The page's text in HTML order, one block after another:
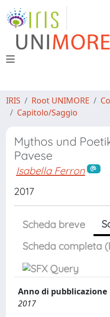
IRIS Root UNIMORE
Capitolo/Saggio
Mythos und
Pavese
Isabella Ferron
2017
Scheda breve
Scheda completa
Anno di pubblicazione
2017